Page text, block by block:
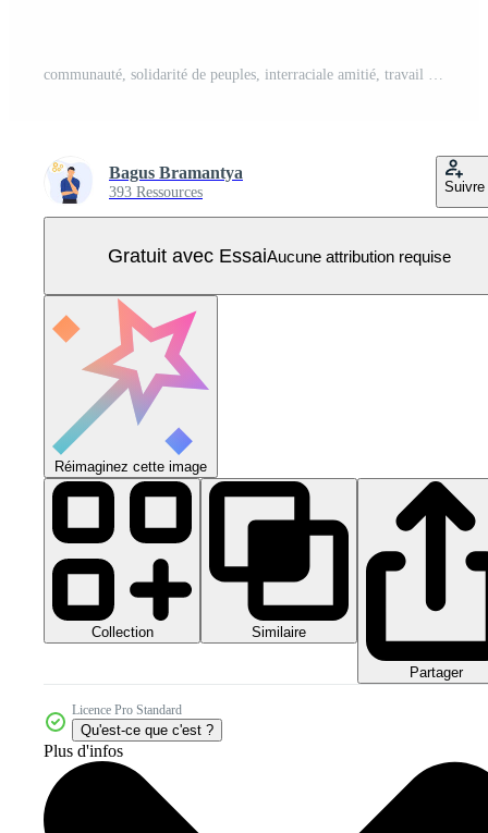
communauté, solidarité de peuples, interraciale amitié, travail en équipe, bénévole concept. main tiré groupe de amical bénévoles en mettant mains ensemble. vecteur illustration. Vecteur Pro
Bagus Bramantya
393 Ressources Suivre
Gratuit avec EssaiAucune attribution requise
Réimaginez cette image
Collection Similaire
Partager
Licence Pro Standard
Qu'est-ce que c'est ?
Plus d'infos